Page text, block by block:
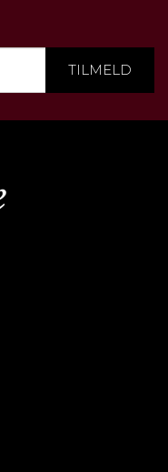
TILMELD